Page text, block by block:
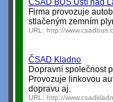
ČSAD BUS Ústí nad
Firma provozuje
stlačeným zemním
URL: http://
ČSAD Kladno
Dopravní společnost
Provozuje linkovou
dopravu aj.
URL: http://